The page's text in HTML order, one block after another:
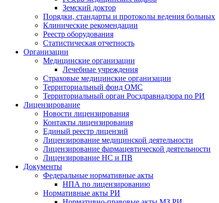
Земский доктор
Порядки, стандарты и протоколы ведения больных
Клинические рекомендации
Реестр оборудования
Статистическая отчетность
Организации
Медицинские организации
Лечебные учреждения
Страховые медицинские организации
Территориальный фонд ОМС
Территориальный орган Росздравнадзора по РИ
Лицензирование
Новости лицензирования
Контакты лицензирования
Единый реестр лицензий
Лицензирование медицинской деятельности
Лицензирование фармацевтической деятельности
Лицензирование НС и ПВ
Документы
Федеральные нормативные акты
НПА по лицензированию
Нормативные акты РИ